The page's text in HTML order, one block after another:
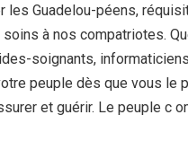
les Guadelou-péens,
à nos compatriotes.
soignants,
peuple dès que vous le
et guérir. Le peuple c